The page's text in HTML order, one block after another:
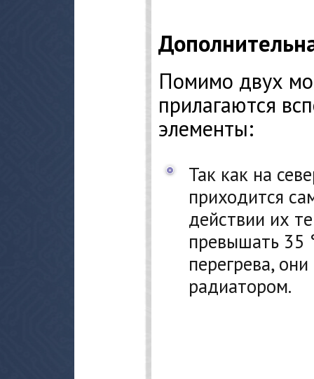
Помимо двух
прилагаются
элементы:
Так как на
приходится
действии их
превышать 35
перегрева,
радиатором.